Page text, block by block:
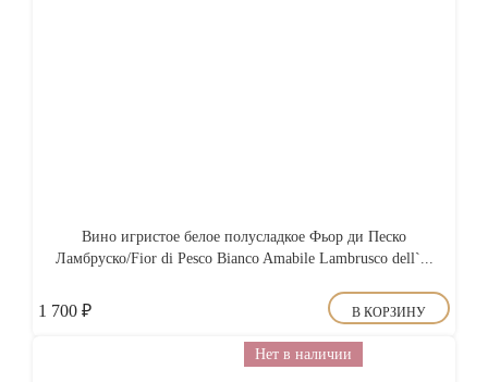
Вино игристое белое полусладкое Фьор ди Песко
Ламбруско/Fior di Pesco Bianco Amabile Lambrusco dell`...
1 700 ₽ В КОРЗИНУ
Нет в наличии